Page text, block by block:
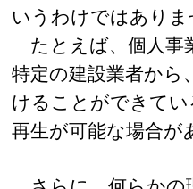
いうわけではありま
たとえば、個人事
特定の建設業者から
けることができてい
再生が可能な場合が